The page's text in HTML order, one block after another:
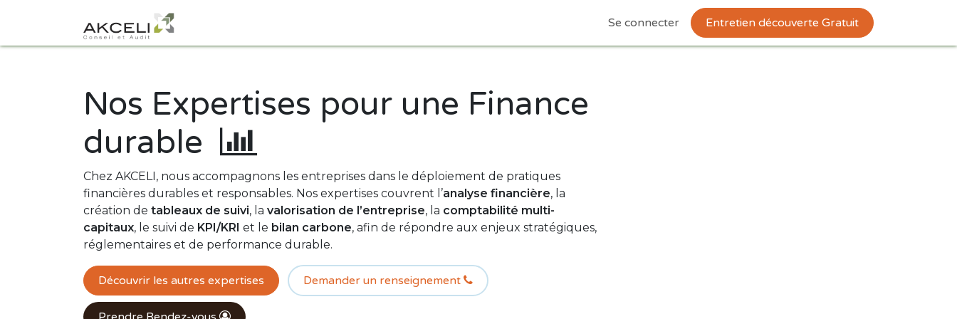
Fiche ContactSe connecter Entretien découverte Gratuit
Nos Expertises pour une Finance
durable
Chez AKCELI, nous accompagnons les entreprises dans le déploiement de pratiques
financières durables et responsables. Nos expertises couvrent l’analyse financière, la
création de tableaux de suivi, la valorisation de l’entreprise, la comptabilité multi-
capitaux, le suivi de KPI/KRI et le bilan carbone, afin de répondre aux enjeux stratégiques,
réglementaires et de performance durable.
Découvrir les autres expertises Demander un renseignement